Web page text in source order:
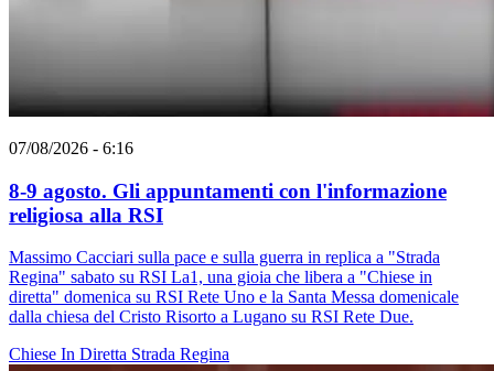
07/08/2026 - 6:16
8-9 agosto. Gli appuntamenti con l'informazione
religiosa alla RSI
Massimo Cacciari sulla pace e sulla guerra in replica a "Strada
Regina" sabato su RSI La1, una gioia che libera a "Chiese in
diretta" domenica su RSI Rete Uno e la Santa Messa domenicale
dalla chiesa del Cristo Risorto a Lugano su RSI Rete Due.
Chiese In Diretta Strada Regina